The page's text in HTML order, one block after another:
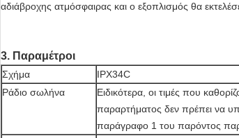
αδιάβροχης ατμόσφαιρας και ο εξοπλισμός θα
3. Παραμέτροι
Σχήμα
IPX34C
Ράδιο σωλήνα
Ειδικότερα, οι τιμές που
παραρτήματος δεν πρέπει να
παράγραφο 1 του παρόντος